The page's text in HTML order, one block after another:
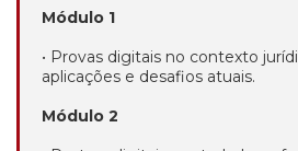
Módulo 1
• Provas digitais no contexto
aplicações e desafios atuais.
Módulo 2